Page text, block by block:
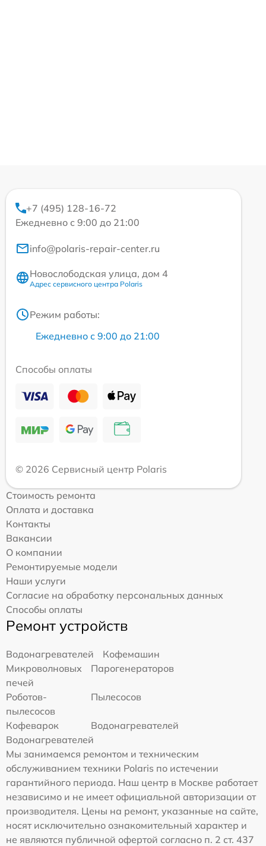
+7 (495) 128-16-72
Ежедневно с 9:00 до 21:00
info@polaris-repair-center.ru
Новослободская улица, дом 4
Адрес сервисного центра Polaris
Режим работы:
Ежедневно с 9:00 до 21:00
Способы оплаты
© 2026 Сервисный центр Polaris
Стоимость ремонта
Оплата и доставка
Контакты
Вакансии
О компании
Ремонтируемые модели
Наши услуги
Согласие на обработку персональных данных
Способы оплаты
Ремонт устройств
Водонагревателей
Кофемашин
Микроволновых
печей
Парогенераторов
Роботов-
пылесосов
Пылесосов
Кофеварок
Водонагревателей
Водонагревателей
Мы занимаемся ремонтом и техническим
обслуживанием техники Polaris по истечении
гарантийного периода. Наш центр в Москве работает
независимо и не имеет официальной авторизации от
производителя. Цены на ремонт, указанные на сайте,
носят исключительно ознакомительный характер и
не являются публичной офертой согласно п. 2 ст. 437